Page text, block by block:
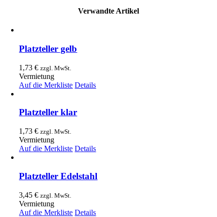
Verwandte Artikel
Platzteller gelb
1,73€ zzgl. MwSt.
Vermietung
Auf die Merkliste Details
Platzteller klar
1,73€ zzgl. MwSt.
Vermietung
Auf die Merkliste Details
Platzteller Edelstahl
3,45€ zzgl. MwSt.
Vermietung
Auf die Merkliste Details